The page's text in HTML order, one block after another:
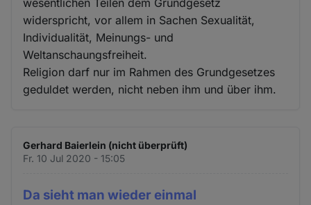
wesentlichen Teilen dem Grundgesetz
widerspricht, vor allem in Sachen Sexualität,
Individualität, Meinungs- und
Weltanschaungsfreiheit.
Religion darf nur im Rahmen des Grundgesetzes
geduldet werden, nicht neben ihm und über ihm.
Gerhard Baierlein (nicht überprüft)
Fr. 10 Jul 2020 - 15:05
Da sieht man wieder einmal